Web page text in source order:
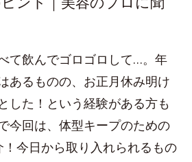
て飲んでゴロゴロして…。年
あるものの、お正月休み明け
した！という経験がある方も
今回は、体型キープのための
！今日から取り入れられるもの